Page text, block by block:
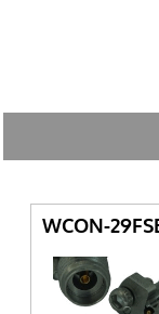
WCON-